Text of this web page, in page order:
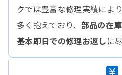
クでは豊富な修理実績によ
多く抱えており、 部品の在
基本即日での修理お返しに